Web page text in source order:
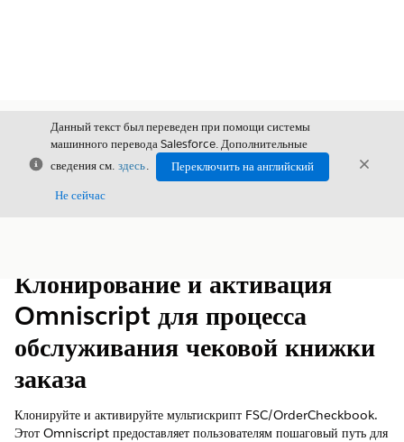
Закрыть
Данный текст был переведен при помощи системы
машинного перевода Salesforce. Дополнительные
сведения см. здесь.
Переключить на английский
Не сейчас
Клонирование и активация
Omniscript для процесса
обслуживания чековой книжки
заказа
Клонируйте и активируйте мультискрипт FSC/OrderCheckbook.
Этот Omniscript предоставляет пользователям пошаговый путь для